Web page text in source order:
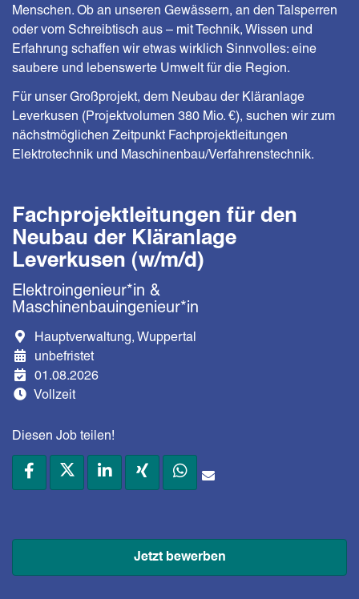
Fachprojektleitungen für den
Neubau der Kläranlage
Leverkusen (w/m/d)
Elektroingenieur*in &
Maschinenbauingenieur*in
Hauptverwaltung, Wuppertal
unbefristet
01.08.2026
Vollzeit
Diesen Job teilen!
Jetzt bewerben
Menschen. Ob an unseren Gewässern, an den Talsperren
oder vom Schreibtisch aus – mit Technik, Wissen und
Erfahrung schaffen wir etwas wirklich Sinnvolles: eine
saubere und lebenswerte Umwelt für die Region.
Für unser Großprojekt, dem Neubau der Kläranlage
Leverkusen (Projektvolumen 380 Mio. €), suchen wir zum
nächstmöglichen Zeitpunkt Fachprojektleitungen
Elektrotechnik und Maschinenbau/Verfahrenstechnik.